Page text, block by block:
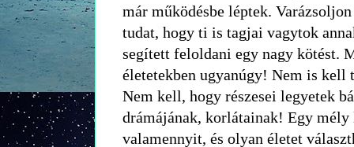
már működésbe léptek.
tudat, hogy ti is tagjai vagytok
segített feloldani egy nagy kötést.
életetekben ugyanúgy! Nem is
Nem kell, hogy részesei legyetek
drámájának, korlátainak! Egy
valamennyit, és olyan életet